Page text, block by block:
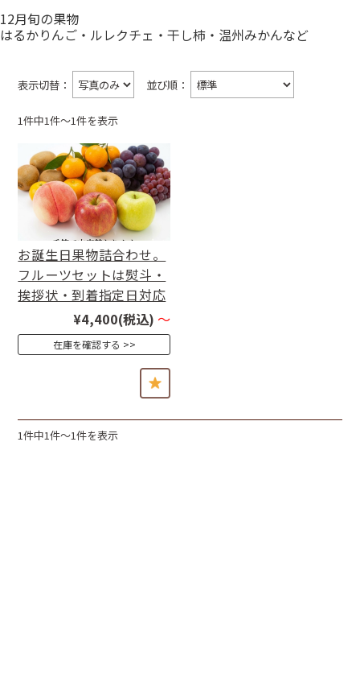
12月旬の果物
はるかりんご・ルレクチェ・干し柿・温州みかんなど
表示切替： 並び順：
1件中1件〜1件を表示
お誕生日果物詰合わせ。
フルーツセットは熨斗・
挨拶状・到着指定日対応
¥4,400(税込) ～
在庫を確認する
1件中1件〜1件を表示